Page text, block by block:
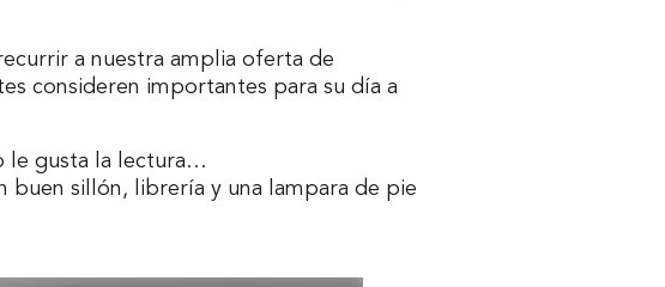
a nuestra amplia oferta de
consideren importantes para su día a
le gusta la lectura…
buen sillón, librería y una lampara de pie